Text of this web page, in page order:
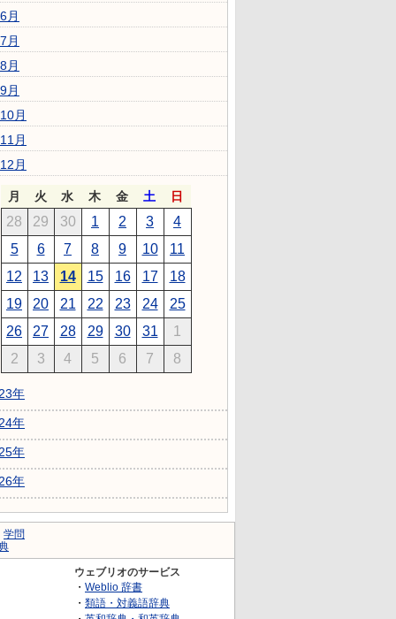
6月
7月
8月
9月
10月
11月
12月
月 火 水 木 金 土 日
28 29 30 1 2 3
4
5
6 7 8 9 10
11
12
13 14 15 16 17
18
19
20 21 22 23 24
25
26
27 28 29 30 31
1
2
3 4 5 6 7 8
年
年
年
年
学問
ウェブリオのサービス
・ Weblio 辞書
・ 類語・対義語辞典